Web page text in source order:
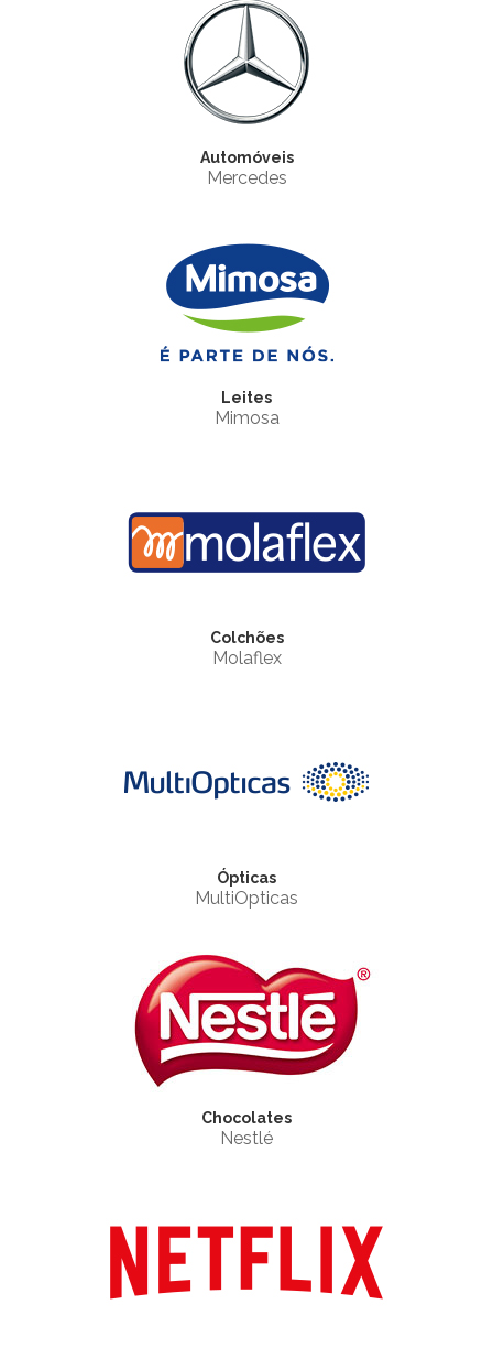
Automóveis
Mercedes
Leites
Mimosa
Colchões
Molaflex
Ópticas
MultiOpticas
Chocolates
Nestlé